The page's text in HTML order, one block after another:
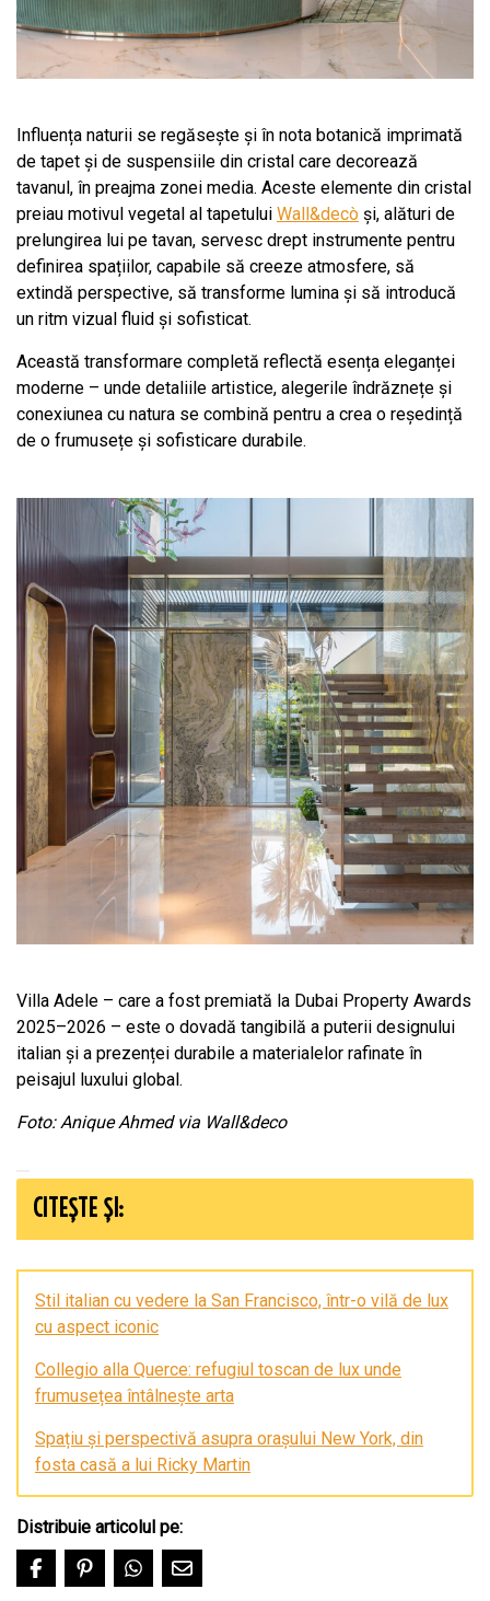
Influența naturii se regăsește și în nota botanică imprimată
de tapet și de suspensiile din cristal care decorează
tavanul, în preajma zonei media. Aceste elemente din cristal
preiau motivul vegetal al tapetului Wall&decò și, alături de
prelungirea lui pe tavan, servesc drept instrumente pentru
definirea spațiilor, capabile să creeze atmosfere, să
extindă perspective, să transforme lumina și să introducă
un ritm vizual fluid și sofisticat.
Această transformare completă reflectă esența eleganței
moderne – unde detaliile artistice, alegerile îndrăznețe și
conexiunea cu natura se combină pentru a crea o reședință
de o frumusețe și sofisticare durabile.
Villa Adele – care a fost premiată la Dubai Property Awards
2025–2026 – este o dovadă tangibilă a puterii designului
italian și a prezenței durabile a materialelor rafinate în
peisajul luxului global.
Foto: Anique Ahmed via Wall&deco
CITEȘTE ȘI:
Stil italian cu vedere la San Francisco, într-o vilă de lux
cu aspect iconic
Collegio alla Querce: refugiul toscan de lux unde
frumusețea întâlnește arta
Spațiu și perspectivă asupra orașului New York, din
fosta casă a lui Ricky Martin
Distribuie articolul pe: